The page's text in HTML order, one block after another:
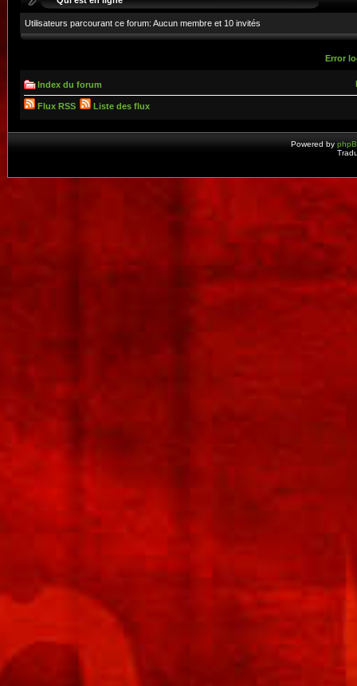
Utilisateurs parcourant ce forum: Aucun membre et 10 invités
Error
Index du forum
Flux RSS Liste des flux
Powered by